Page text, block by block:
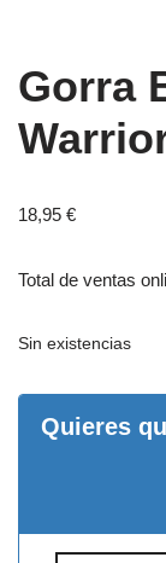
Gorra
18,95 €
Total de ventas
Sin existencias
Quieres